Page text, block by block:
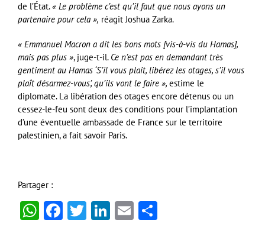
de l’État.« Le problème c’est qu’il faut que nous ayons un
partenaire pour cela », réagit Joshua Zarka.
« Emmanuel Macron a dit les bons mots [vis-à-vis du Hamas],
mais pas plus », juge-t-il. Ce n’est pas en demandant très
gentiment au Hamas ‘S’il vous plait, libérez les otages, s’il vous
plaît désarmez-vous’, qu’ils vont le faire », estime le
diplomate. La libération des otages encore détenus ou un
cessez-le-feu sont deux des conditions pour l’implantation
d’une éventuelle ambassade de France sur le territoire
palestinien, a fait savoir Paris.
Partager :
WhatsApp
Facebook
Twitter
LinkedIn
Email